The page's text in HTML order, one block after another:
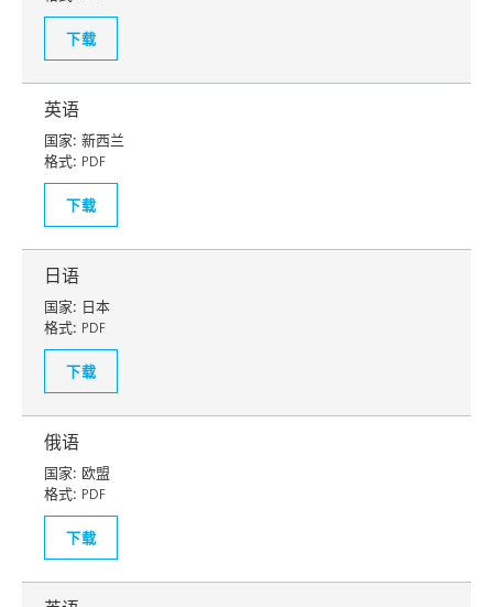
下载
英语
国家: 新西兰
格式: PDF
下载
日语
国家: 日本
格式: PDF
下载
俄语
国家: 欧盟
格式: PDF
下载